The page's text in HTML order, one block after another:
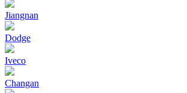
Jiangnan
Dodge
Iveco
Changan